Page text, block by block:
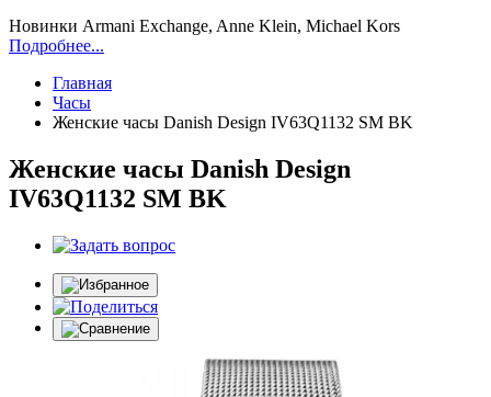
Новинки Armani Exchange, Anne Klein, Michael Kors
Подробнее...
Главная
Часы
Женские часы Danish Design IV63Q1132 SM BK
Женские часы Danish Design
IV63Q1132 SM BK